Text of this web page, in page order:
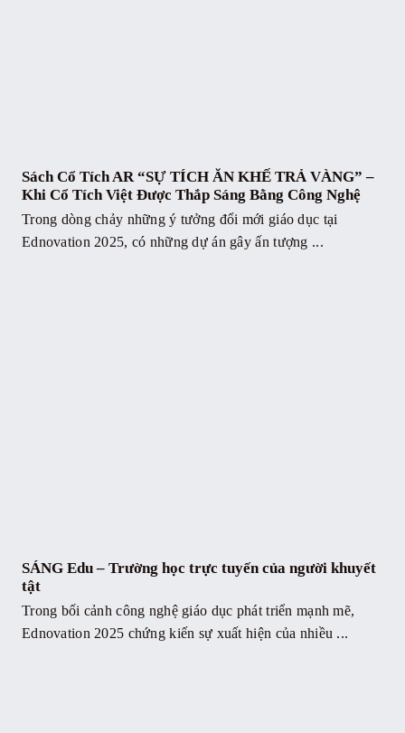
Sách Cổ Tích AR “SỰ TÍCH ĂN KHẾ TRẢ VÀNG” –
Khi Cổ Tích Việt Được Thắp Sáng Bằng Công Nghệ
Trong dòng chảy những ý tưởng đổi mới giáo dục tại
Ednovation 2025, có những dự án gây ấn tượng ...
SÁNG Edu – Trường học trực tuyến của người khuyết
tật
Trong bối cảnh công nghệ giáo dục phát triển mạnh mẽ,
Ednovation 2025 chứng kiến sự xuất hiện của nhiều ...